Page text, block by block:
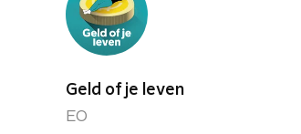
Geld of je leven
EO